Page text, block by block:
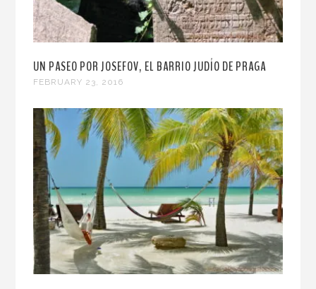
UN PASEO POR JOSEFOV, EL BARRIO JUDÍO DE PRAGA
FEBRUARY 23, 2016